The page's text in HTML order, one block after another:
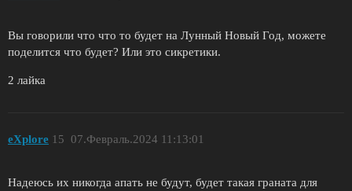
Вы говорили что что то будет на Лунный Новый Год, можете
поделится что будет? Или это сикретики.
2 лайка
eXplore 07.Февраль.2024 11:13:01
15
Надеюсь их никогда апать не будут, будет такая граната для